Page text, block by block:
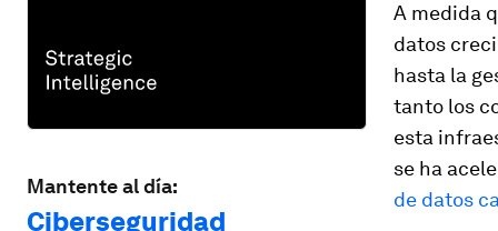
Mantente al día:
Ciberseguridad
A medida
datos
hasta la
tanto los
esta
se ha
de datos